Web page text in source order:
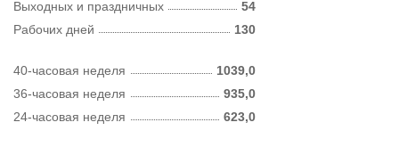
Рабочих дней 130
Выходных и праздничных 54
40-часовая неделя
1039,0
36-часовая неделя
935,0
24-часовая неделя
623,0